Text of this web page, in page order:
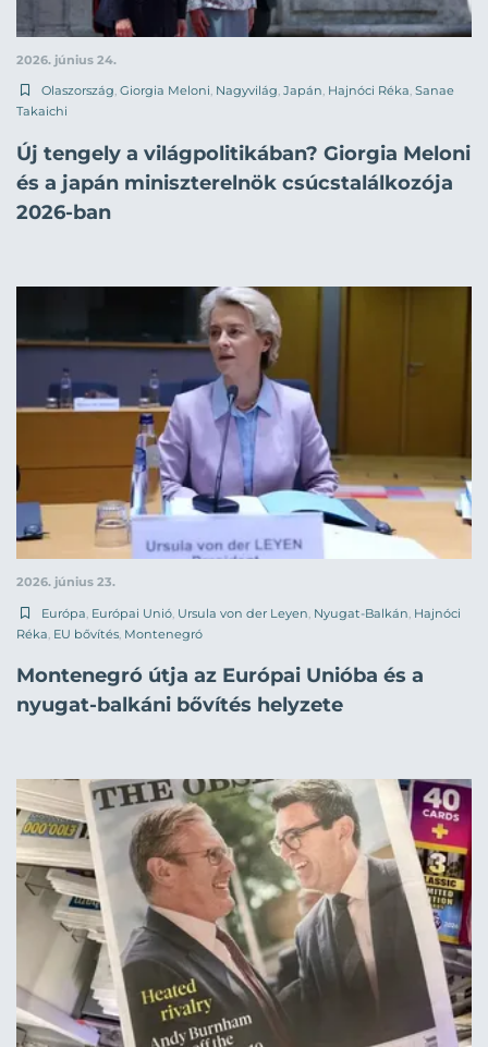
2026. június 24.
Olaszország, Giorgia Meloni, Nagyvilág, Japán, Hajnóci Réka, Sanae
Takaichi
Új tengely a világpolitikában? Giorgia Meloni
és a japán miniszterelnök csúcstalálkozója
2026-ban
2026. június 23.
Európa Európai Unió Ursula von der Leyen Nyugat-Balkán Hajnóci
Réka EU bővítés Montenegró
Montenegró útja az Európai Unióba és a
nyugat-balkáni bővítés helyzete